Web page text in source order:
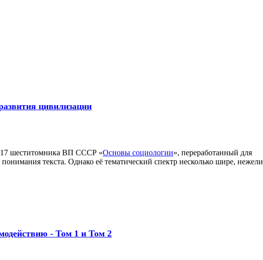
цивилизации
17 шеститомника ВП СССР «Основы социологии», переработанный для
текста. Однако её тематический спектр несколько шире, нежели
- Том 1 и Том 2